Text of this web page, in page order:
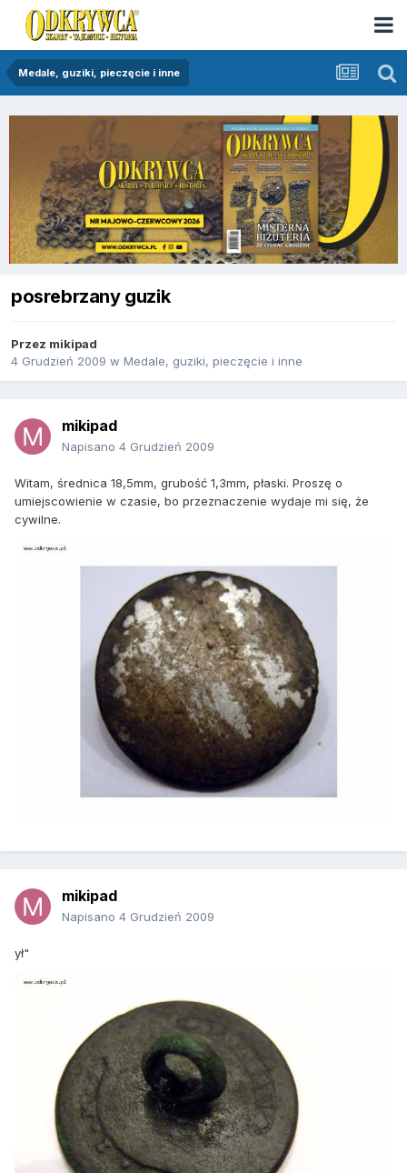
Medale, guziki, pieczęcie i inne
posrebrzany guzik
Przez mikipad
4 Grudzień 2009 w Medale, guziki, pieczęcie i inne
mikipad
Napisano 4 Grudzień 2009
Witam, średnica 18,5mm, grubość 1,3mm, płaski. Proszę o
umiejscowienie w czasie, bo przeznaczenie wydaje mi się, że
cywilne.
mikipad
Napisano 4 Grudzień 2009
ył"